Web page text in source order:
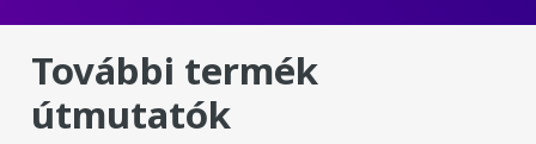
További termék
útmutatók